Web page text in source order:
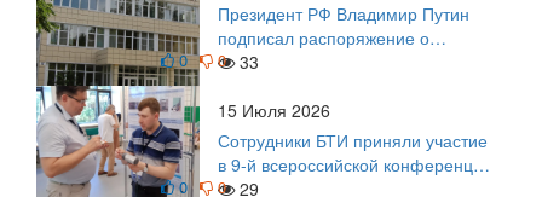
Президент РФ Владимир Путин
подписал распоряжение о
поощрении граждан и трудовых
0 0 33
15 Июля 2026
Сотрудники БТИ приняли участие
в 9-й всероссийской конференции
по задачам со свободными
0 0 29